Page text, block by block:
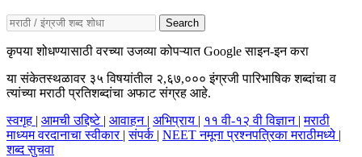
Search
कृपया शोधण्यासाठी वरच्या उजव्या कोपऱ्यात Google साइन-इन करा
या संकेतस्थळावर ३५ विषयांतील २,६७,००० इंग्रजी पारिभाषिक शब्दांचा व
त्यांच्या मराठी प्रतिशब्दांचा अफाट संग्रह आहे.
स्वगृह | आमची उद्दिष्टे | आवाहन | अभिप्राय | ११ वी-१२ वी विज्ञान | मराठी
माध्यम वरदानाचा स्वीकार | संपर्क | NEET नमूना प्रश्नपत्रिका मराठीमध्ये |
शब्द सुचवा